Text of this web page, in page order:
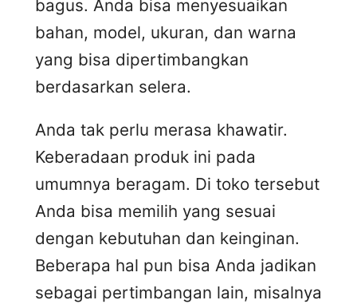
bagus. Anda bisa menyesuaikan
bahan, model, ukuran, dan warna
yang bisa dipertimbangkan
berdasarkan selera.
Anda tak perlu merasa khawatir.
Keberadaan produk ini pada
umumnya beragam. Di toko tersebut
Anda bisa memilih yang sesuai
dengan kebutuhan dan keinginan.
Beberapa hal pun bisa Anda jadikan
sebagai pertimbangan lain, misalnya